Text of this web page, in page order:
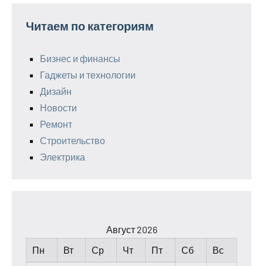
Читаем по категориям
Бизнес и финансы
Гаджеты и технологии
Дизайн
Новости
Ремонт
Строительство
Электрика
Август 2026
Пн
Вт Ср Чт Пт Сб Вс